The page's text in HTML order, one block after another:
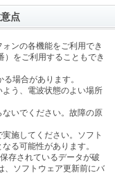
点
ンの各機能をご利用でき
をご利用することもでき
場合があります。
う、電波状態のよい場所
いでください。故障の原
施してください。ソフト
る可能性があります。
存されているデータが破
、ソフトウェア更新前にバ